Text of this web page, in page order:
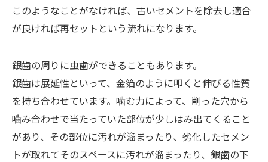
このようなことがなければ、古いセメントを除去し適合
が良ければ再セットという流れになります。
銀歯の周りに虫歯ができることもあります。
銀歯は展延性といって、金箔のように叩くと伸びる性質
を持ち合わせています。噛む力によって、削った穴から
嚙み合わせで当たっていた部位が少しはみ出てくること
があり、その部位に汚れが溜まったり、劣化したセメン
トが取れてそのスペースに汚れが溜まったり、銀歯の下